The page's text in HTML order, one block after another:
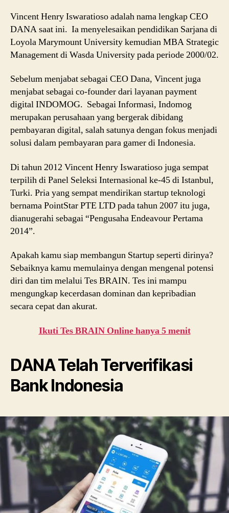
Vincent Henry Iswaratioso adalah nama lengkap CEO
DANA saat ini. Ia menyelesaikan pendidikan Sarjana di
Loyola Marymount University kemudian MBA Strategic
Management di Wasda University pada periode 2000/02.
Sebelum menjabat sebagai CEO Dana, Vincent juga
menjabat sebagai co-founder dari layanan payment
digital INDOMOG. Sebagai Informasi, Indomog
merupakan perusahaan yang bergerak dibidang
pembayaran digital, salah satunya dengan fokus menjadi
solusi dalam pembayaran para gamer di Indonesia.
Di tahun 2012 Vincent Henry Iswaratioso juga sempat
terpilih di Panel Seleksi Internasional ke-45 di Istanbul,
Turki. Pria yang sempat mendirikan startup teknologi
bernama PointStar PTE LTD pada tahun 2007 itu juga,
dianugerahi sebagai “Pengusaha Endeavour Pertama
2014”.
Apakah kamu siap membangun Startup seperti dirinya?
Sebaiknya kamu memulainya dengan mengenal potensi
diri dan tim melalui Tes BRAIN. Tes ini mampu
mengungkap kecerdasan dominan dan kepribadian
secara cepat dan akurat.
Ikuti Tes BRAIN Online hanya 5 menit
DANA Telah Terverifikasi
Bank Indonesia